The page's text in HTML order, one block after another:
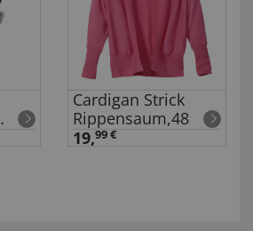
Cardigan Strick
Rippensaum,48
19,99 €